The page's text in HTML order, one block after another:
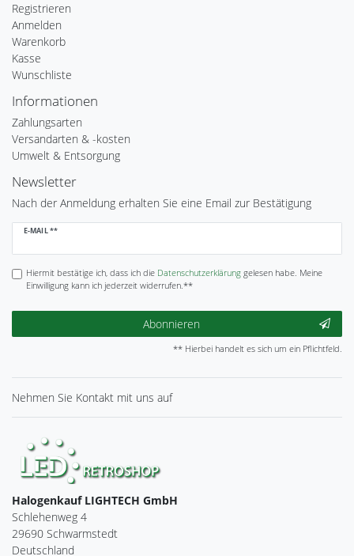
Registrieren
Anmelden
Warenkorb
Kasse
Wunschliste
Informationen
Zahlungsarten
Versandarten & -kosten
Umwelt & Entsorgung
Newsletter
Nach der Anmeldung erhalten Sie eine Email zur Bestätigung
E-MAIL **
Newsletter
Hiermit bestätige ich, dass ich die Daten­schutz­erklärunggelesen habe. Meine
Einwilligung kann ich jederzeit widerrufen.**
Abonnieren
** Hierbei handelt es sich um ein Pflichtfeld.
Nehmen Sie Kontakt mit uns auf
Halogenkauf LIGHTECH GmbH
Schlehenweg 4
29690 Schwarmstedt
Deutschland